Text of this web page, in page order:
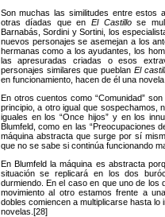
Son muchas las similitudes entre estos
otras díadas que enEl Castillose
Barnabás, Sordini y Sortini, los
nuevos personajes se asemejan a los
hermanas como a los ayudantes, los
las apresuradas criadas o esos
personajes similares que pueblanEl
en funcionamiento, hacen de él una
En otros cuentos como “Comunidad”
principio, a otro igual que sospechamos,
iguales en los “Once hijos” y en los
Blumfeld, como en las “Preocupaciones
máquina abstracta que surge por sí
que no se sabe si continúa funcionando
En Blumfeld la máquina es abstracta
situación se replicará en los dos
durmiendo. En el caso en que uno de
movimiento al otro estamos frente a
dobles comiencen a multiplicarse hasta
novelas [28]